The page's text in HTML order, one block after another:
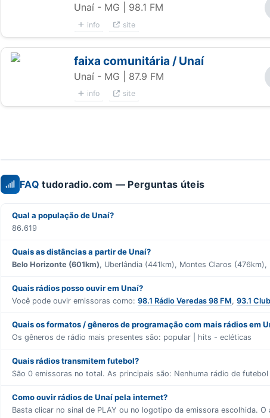
Unaí - MG | 98.1 FM
info site
faixa comunitária / Unaí
Unaí - MG | 87.9 FM
info site
FAQ tudoradio.com — Perguntas úteis
Qual a população de Unaí?
86.619
Quais as distâncias a partir de Unaí?
Belo Horizonte (601km), Uberlândia (441km), Montes Claros
Quais rádios posso ouvir em Unaí?
Você pode ouvir emissoras como:98.1 Rádio Veredas 98 FM,93.1
Quais os formatos / gêneros de programação com mais rádios em
Os gêneros de rádio mais presentes são: popular | hits - ecléticas
Quais rádios transmitem futebol?
São0 emissoras no total. As principais são: Nenhuma rádio de
Como ouvir rádios de Unaí pela internet?
Basta clicar no sinal de PLAY ou no logotipo da emissora escolhida.